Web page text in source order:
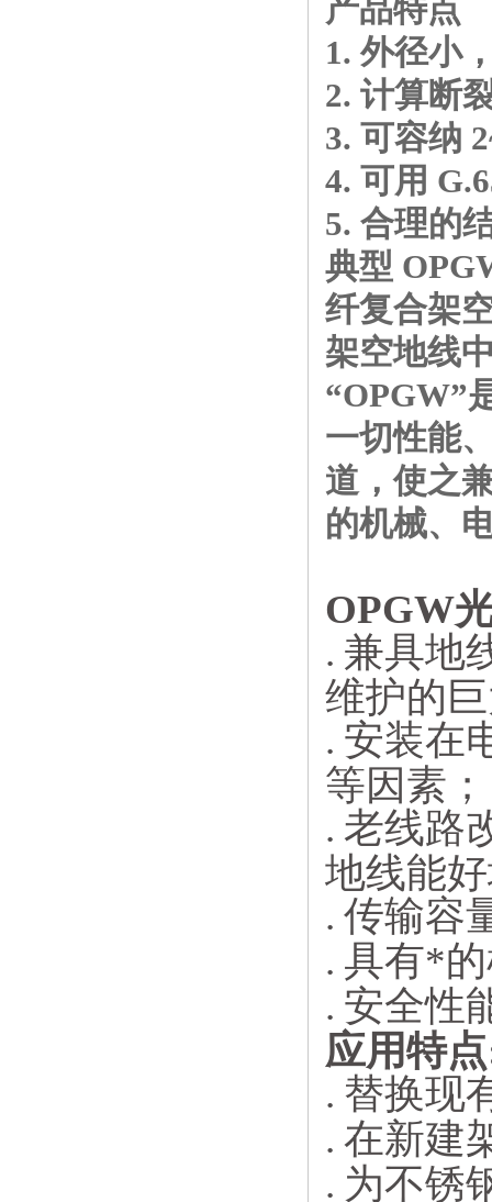
产品特点
1. 外径小
2. 计算断
3. 可容纳
4. 可用
5. 合理的
典型
纤复合架
架空地线
“OPGW”
一切性能
道，使之
的机械、
OPGW
. 兼具地
维护的
. 安装在
等因素；
. 老线路
地线能
. 传输容
. 具有*
. 安全性
应用特
. 替换现
. 在新建
. 为不锈